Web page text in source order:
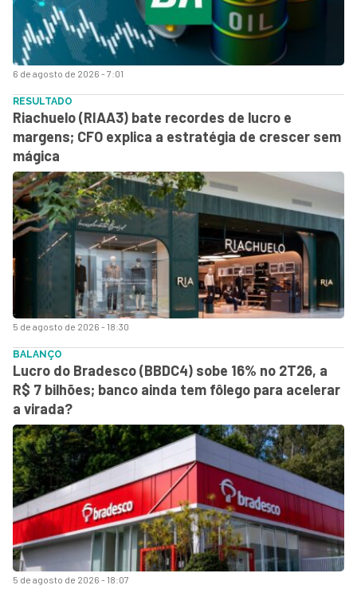
6 de agosto de 2026 - 7:01
5 de agosto de 2026 - 18:30
RESULTADO
Riachuelo (RIAA3) bate recordes de lucro e
margens; CFO explica a estratégia de crescer sem
mágica
5 de agosto de 2026 - 18:07
BALANÇO
Lucro do Bradesco (BBDC4) sobe 16% no 2T26, a
R$ 7 bilhões; banco ainda tem fôlego para acelerar
a virada?